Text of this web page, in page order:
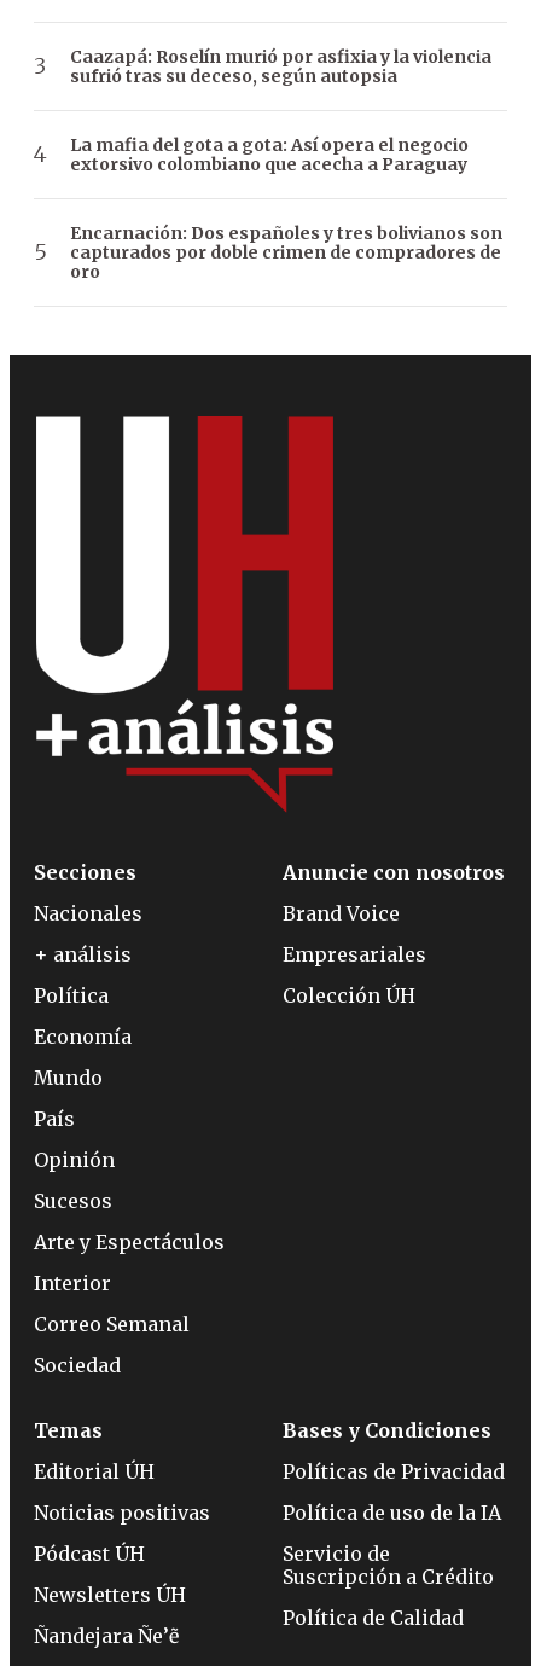
Caazapá: Roselín murió por asfixia y la violencia
sufrió tras su deceso, según autopsia
La mafia del gota a gota: Así opera el negocio
extorsivo colombiano que acecha a Paraguay
Encarnación: Dos españoles y tres bolivianos son
capturados por doble crimen de compradores de
oro
Secciones
Nacionales
+ análisis
Política
Economía
Mundo
País
Opinión
Sucesos
Arte y Espectáculos
Interior
Correo Semanal
Sociedad
Anuncie con nosotros
Brand Voice
Empresariales
Colección ÚH
Temas
Editorial ÚH
Noticias positivas
Pódcast ÚH
Newsletters ÚH
Ñandejara Ñe’ẽ
Bases y Condiciones
Políticas de Privacidad
Política de uso de la IA
Servicio de
Suscripción a Crédito
Política de Calidad